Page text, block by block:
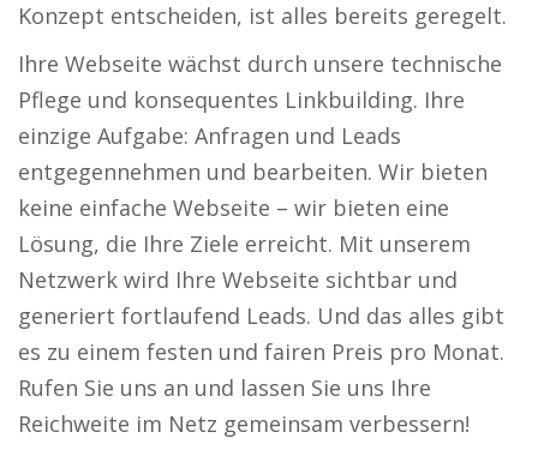
Konzept entscheiden, ist alles bereits geregelt.
Ihre Webseite wächst durch unsere technische
Pflege und konsequentes Linkbuilding. Ihre
einzige Aufgabe: Anfragen und Leads
entgegennehmen und bearbeiten. Wir bieten
keine einfache Webseite – wir bieten eine
Lösung, die Ihre Ziele erreicht. Mit unserem
Netzwerk wird Ihre Webseite sichtbar und
generiert fortlaufend Leads. Und das alles gibt
es zu einem festen und fairen Preis pro Monat.
Rufen Sie uns an und lassen Sie uns Ihre
Reichweite im Netz gemeinsam verbessern!